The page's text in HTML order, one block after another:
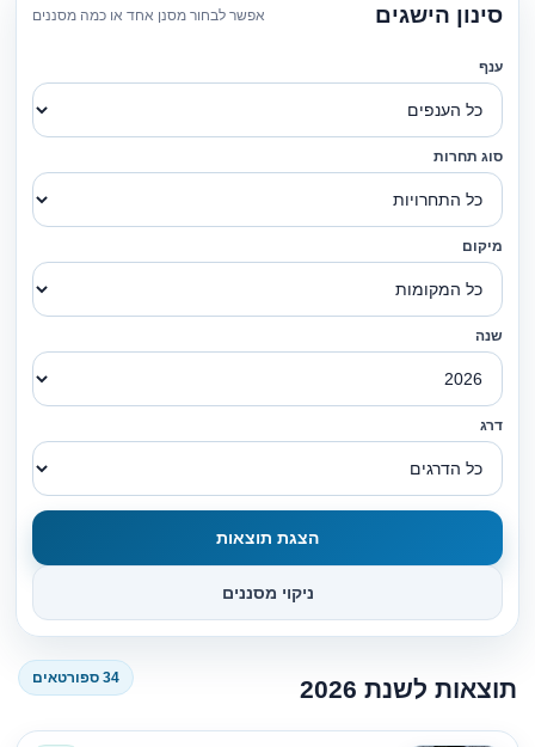
סינון הישגים אפשר לבחור מסנן אחד או כמה מסננים
ענף
סוג תחרות
מיקום
שנה
דרג
הצגת תוצאות
ניקוי מסננים
תוצאות לשנת 2026 34 ספורטאים